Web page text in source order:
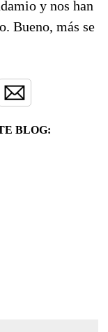
y nos han
Bueno, más se
BLOG: